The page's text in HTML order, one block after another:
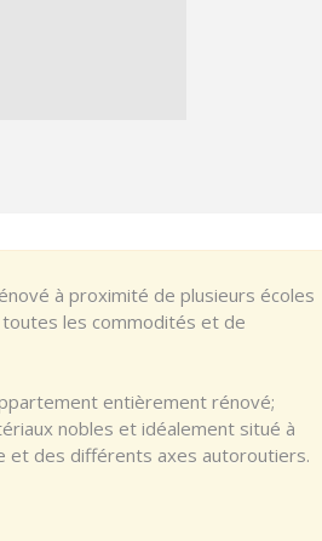
à proximité de plusieurs écoles
les commodités et de
entièrement rénové;
nobles et idéalement situé à
et des différents axes autoroutiers.